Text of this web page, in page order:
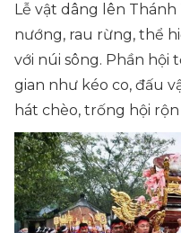
Lễ vật dâng lên Thánh
nướng, rau rừng, thể
với núi sông. Phần hội
gian như kéo co, đấu
hát chèo, trống hội rộn